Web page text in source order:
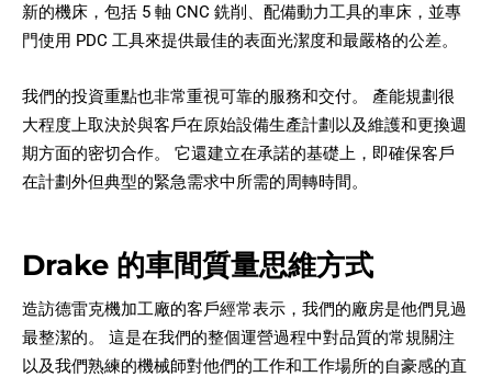
新的機床，包括 5 軸 CNC 銑削、配備動力工具的車床，並專
門使用 PDC 工具來提供最佳的表面光潔度和最嚴格的公差。
我們的投資重點也非常重視可靠的服務和交付。 產能規劃很
大程度上取決於與客戶在原始設備生產計劃以及維護和更換週
期方面的密切合作。 它還建立在承諾的基礎上，即確保客戶
在計劃外但典型的緊急需求中所需的周轉時間。
Drake 的車間質量思維方式
造訪德雷克機加工廠的客戶經常表示，我們的廠房是他們見過
最整潔的。 這是在我們的整個運營過程中對品質的常規關注
以及我們熟練的機械師對他們的工作和工作場所的自豪感的直